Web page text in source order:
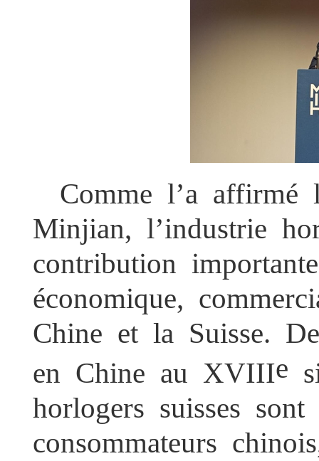
Comme l’a affirmé
Minjian, l’industrie
contribution
économique,
Chine et la Suisse.
en Chine au XVIIIe
horlogers suisses
consommateurs